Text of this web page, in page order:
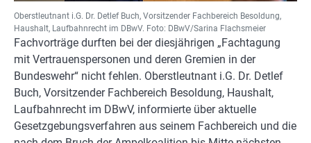
Oberstleutnant i.G. Dr. Detlef Buch, Vorsitzender Fachbereich Besoldung,
Haushalt, Laufbahnrecht im DBwV. Foto: DBwV/Sarina Flachsmeier
Fachvorträge durften bei der diesjährigen „Fachtagung
mit Vertrauenspersonen und deren Gremien in der
Bundeswehr“ nicht fehlen. Oberstleutnant i.G. Dr. Detlef
Buch, Vorsitzender Fachbereich Besoldung, Haushalt,
Laufbahnrecht im DBwV, informierte über aktuelle
Gesetzgebungsverfahren aus seinem Fachbereich und die